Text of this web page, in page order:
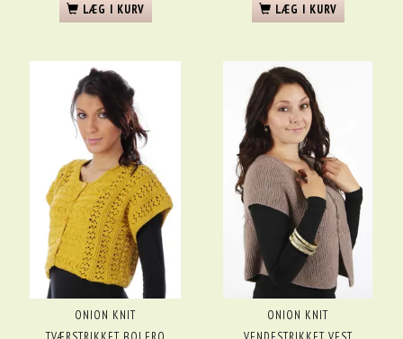
LÆG I KURV LÆG I KURV
ONION KNIT
ONION KNIT